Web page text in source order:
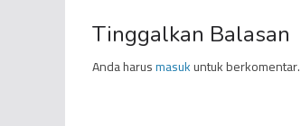
Tinggalkan Balasan
Anda harusmasukuntuk berkomentar.